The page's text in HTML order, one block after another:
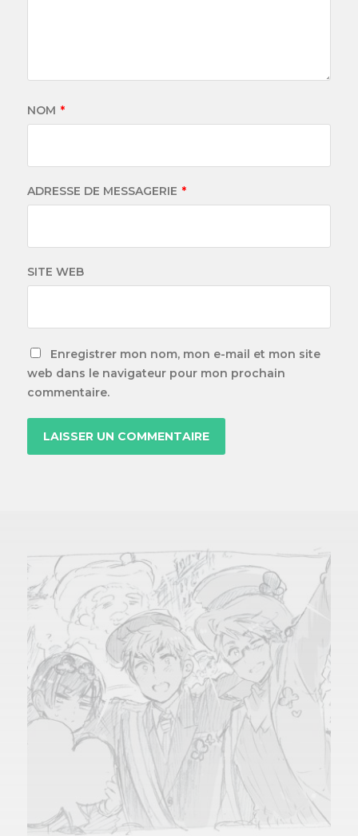
NOM *
ADRESSE DE MESSAGERIE *
SITE WEB
Enregistrer mon nom, mon e-mail et mon site
web dans le navigateur pour mon prochain
commentaire.